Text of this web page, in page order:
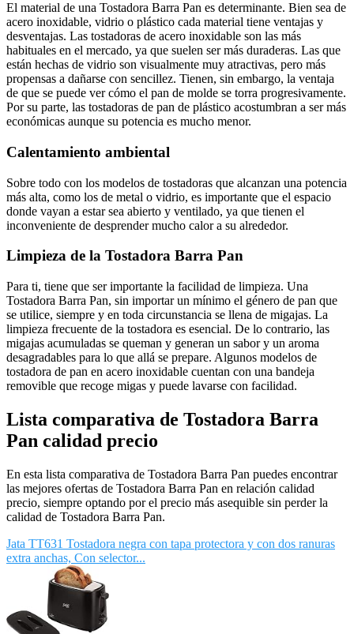
El material de una Tostadora Barra Pan es determinante. Bien sea de
acero inoxidable, vidrio o plástico cada material tiene ventajas y
desventajas. Las tostadoras de acero inoxidable son las más
habituales en el mercado, ya que suelen ser más duraderas. Las que
están hechas de vidrio son visualmente muy atractivas, pero más
propensas a dañarse con sencillez. Tienen, sin embargo, la ventaja
de que se puede ver cómo el pan de molde se torra progresivamente.
Por su parte, las tostadoras de pan de plástico acostumbran a ser más
económicas aunque su potencia es mucho menor.
Calentamiento ambiental
Sobre todo con los modelos de tostadoras que alcanzan una potencia
más alta, como los de metal o vidrio, es importante que el espacio
donde vayan a estar sea abierto y ventilado, ya que tienen el
inconveniente de desprender mucho calor a su alrededor.
Limpieza de la Tostadora Barra Pan
Para ti, tiene que ser importante la facilidad de limpieza. Una
Tostadora Barra Pan, sin importar un mínimo el género de pan que
se utilice, siempre y en toda circunstancia se llena de migajas. La
limpieza frecuente de la tostadora es esencial. De lo contrario, las
migajas acumuladas se queman y generan un sabor y un aroma
desagradables para lo que allá se prepare. Algunos modelos de
tostadora de pan en acero inoxidable cuentan con una bandeja
removible que recoge migas y puede lavarse con facilidad.
Lista comparativa de Tostadora Barra
Pan calidad precio
En esta lista comparativa de Tostadora Barra Pan puedes encontrar
las mejores ofertas de Tostadora Barra Pan en relación calidad
precio, siempre optando por el precio más asequible sin perder la
calidad de Tostadora Barra Pan.
Jata TT631 Tostadora negra con tapa protectora y con dos ranuras
extra anchas, Con selector...